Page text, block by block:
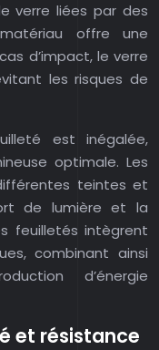
verre liées par des
offre une
d’impact, le verre
les risques de
est inégalée,
optimale. Les
teintes et
de lumière et la
feuilletés intègrent
combinant ainsi
d’énergie
et résistance